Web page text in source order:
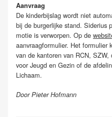
Aanvraag
De kinderbijslag wordt niet
bij de burgerlijke stand. Siderius
motie is verworpen. Op de
aanvraagformulier. Het formulier
van de kantoren van RCN,
voor Jeugd en Gezin of de
Lichaam.
Door Pieter Hofmann